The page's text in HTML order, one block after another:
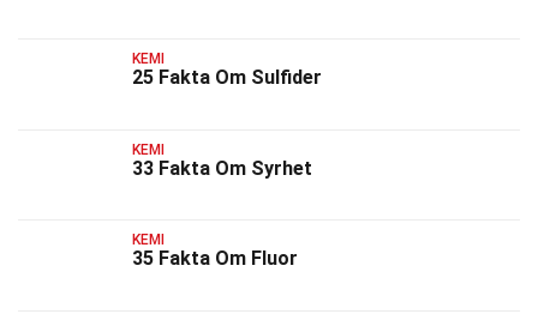
KEMI
25 Fakta Om Sulfider
KEMI
33 Fakta Om Syrhet
KEMI
35 Fakta Om Fluor